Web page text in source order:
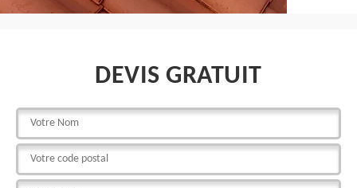
DEVIS GRATUIT